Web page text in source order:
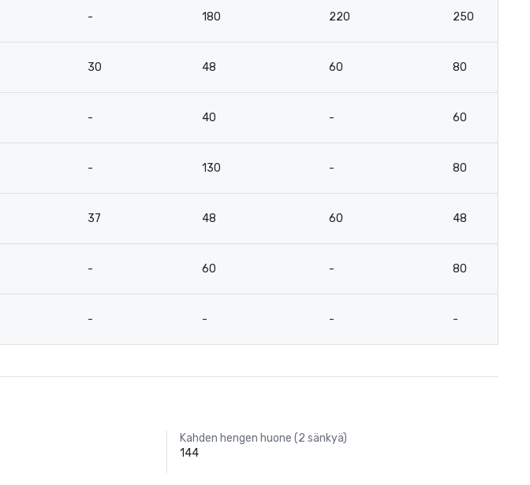
- 180 220 250
30 48 60 80
- 40 - 60
- 130 - 80
37 48 60 48
- 60 - 80
- - - -
Kahden hengen huone (2 sänkyä)
144